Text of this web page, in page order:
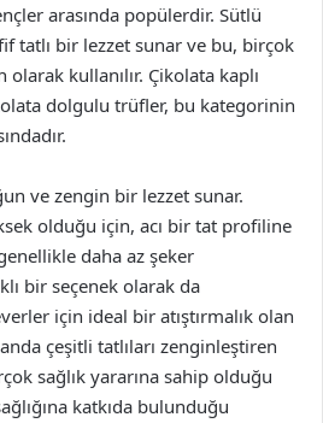
arasında popülerdir. Sütlü
tatlı bir lezzet sunar ve bu, birçok
kullanılır. Çikolata kaplı
dolgulu trüfler, bu kategorinin
ve zengin bir lezzet sunar.
olduğu için, acı bir tat profiline
daha az şeker
bir seçenek olarak da
için ideal bir atıştırmalık olan
çeşitli tatlıları zenginleştiren
sağlık yararına sahip olduğu
katkıda bulunduğu